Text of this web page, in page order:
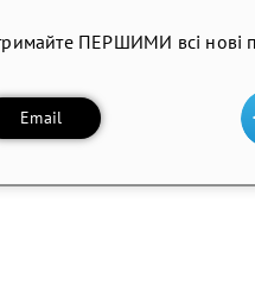
ПЕРШИМИ всі нові
Email